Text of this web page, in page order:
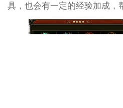
具，也会有一定的经验加成，